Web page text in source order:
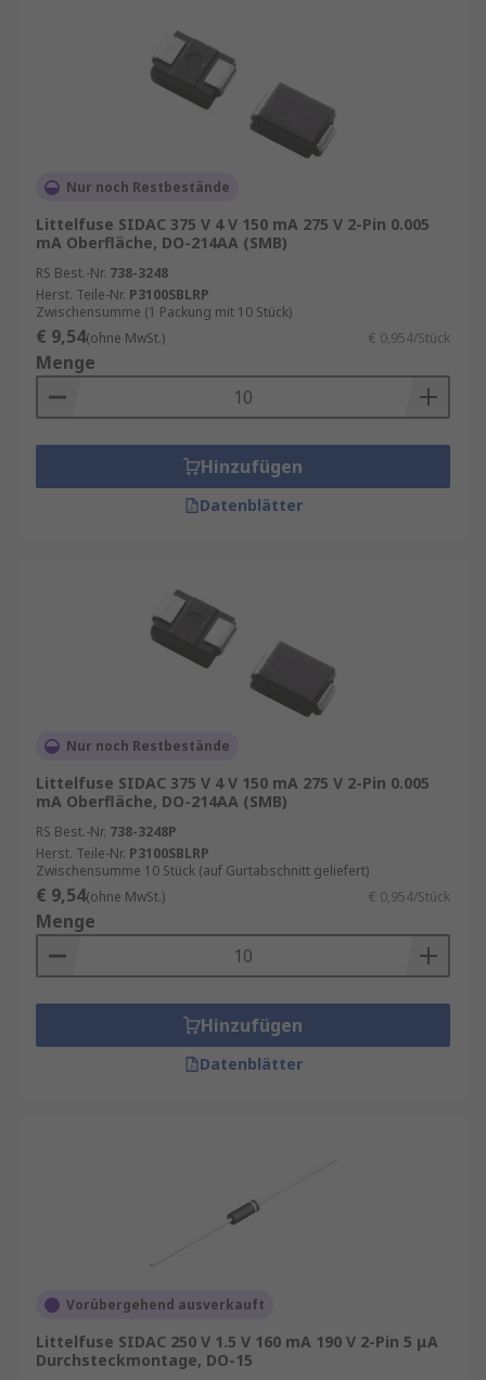
Nur noch Restbestände
Littelfuse SIDAC 375 V 4 V 150 mA 275 V 2-Pin 0.005
mA Oberfläche, DO-214AA (SMB)
RS Best.-Nr. 738-3248
Herst. Teile-Nr. P3100SBLRP
Zwischensumme (1 Packung mit 10 Stück)
€ 9,54(ohne MwSt.) € 0,954/Stück
Menge
Hinzufügen
Datenblätter
Nur noch Restbestände
Littelfuse SIDAC 375 V 4 V 150 mA 275 V 2-Pin 0.005
mA Oberfläche, DO-214AA (SMB)
RS Best.-Nr. 738-3248P
Herst. Teile-Nr. P3100SBLRP
Zwischensumme 10 Stück (auf Gurtabschnitt geliefert)
€ 9,54(ohne MwSt.) € 0,954/Stück
Menge
Hinzufügen
Datenblätter
Vorübergehend ausverkauft
Littelfuse SIDAC 250 V 1.5 V 160 mA 190 V 2-Pin 5 μA
Durchsteckmontage, DO-15